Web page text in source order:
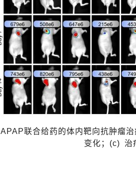
APAP联合给药的体内靶向抗肿瘤治
变化； (c) 治